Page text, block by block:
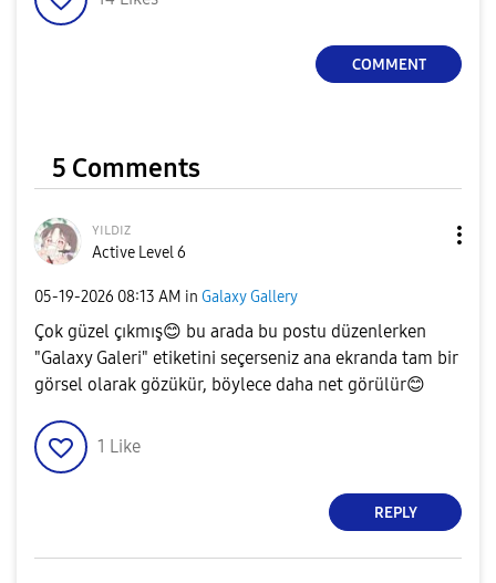
COMMENT
5 Comments
ʏɪʟᴅɪᴢ
Active Level 6
‎05-19-2026 08:13 AM in Galaxy Gallery
Çok güzel çıkmış😊 bu arada bu postu düzenlerken
"Galaxy Galeri" etiketini seçerseniz ana ekranda tam bir
görsel olarak gözükür, böylece daha net görülür😊
1 Like
REPLY